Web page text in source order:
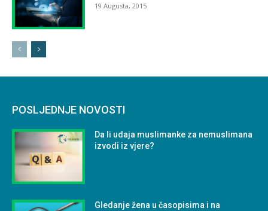
19 Augusta, 2015
POSLJEDNJE NOVOSTI
Da li udaja muslimanke za nemuslimana
izvodi iz vjere?
Gledanje žena u časopisima i na